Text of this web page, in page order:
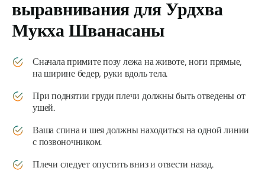
выравнивания дляУрдхва
Мукха Шванасаны
Сначала примите позу лежа на животе, ноги прямые,
на ширине бедер, руки вдоль тела.
При поднятии груди плечи должны быть отведены от
ушей.
Ваша спина и шея должны находиться на одной линии
с позвоночником.
Плечи следует опустить вниз и отвести назад.